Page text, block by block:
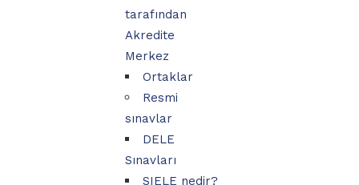
tarafından
Akredite
Merkez
Ortaklar
Resmi
sınavlar
DELE
Sınavları
SIELE nedir?